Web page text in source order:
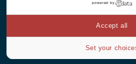
powered by
Set your
Accept all